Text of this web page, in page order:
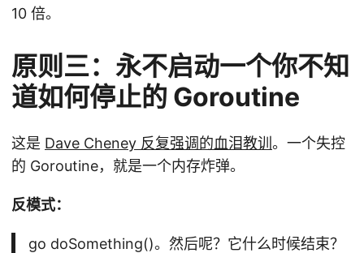
10 倍。
原则三：永不启动一个你不知
道如何停止的 Goroutine
这是 Dave Cheney 反复强调的血泪教训 。一个失控
的 Goroutine，就是一个内存炸弹。
反模式：
go doSomething()。然后呢？它什么时候结束？